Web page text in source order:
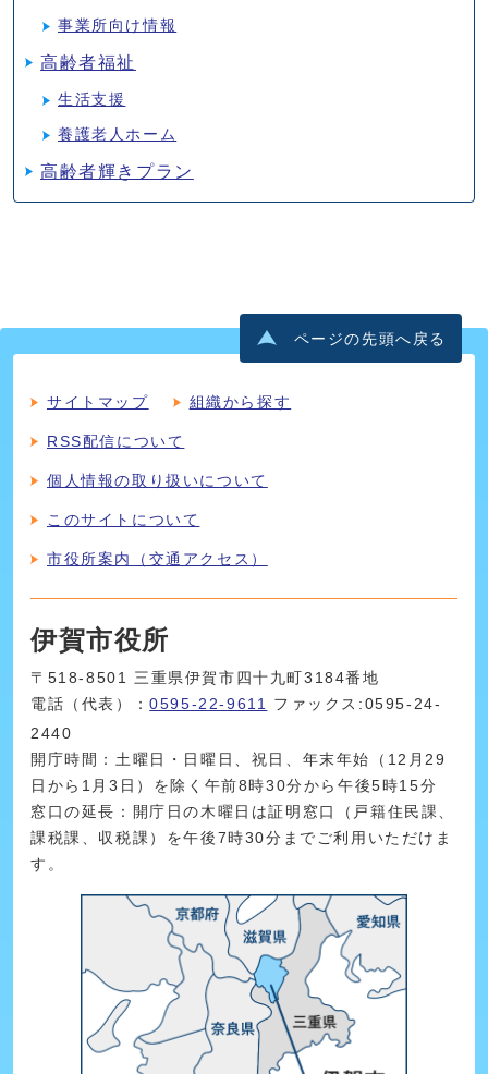
事業所向け情報
高齢者福祉
生活支援
養護老人ホーム
高齢者輝きプラン
ページの先頭へ戻る
サイトマップ 組織から探す
RSS配信について
個人情報の取り扱いについて
このサイトについて
市役所案内（交通アクセス）
伊賀市役所
〒518-8501 三重県伊賀市四十九町3184番地
電話（代表）：0595-22-9611
ファックス:0595-24-
2440
開庁時間：土曜日・日曜日、祝日、年末年始（12月29
日から1月3日）を除く午前8時30分から午後5時15分
窓口の延長：開庁日の木曜日は証明窓口（戸籍住民課、
課税課、収税課）を午後7時30分までご利用いただけま
す。